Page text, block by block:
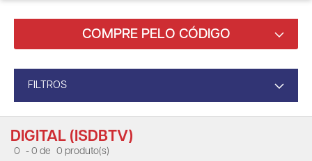
COMPRE PELO CÓDIGO
FILTROS
DIGITAL (ISDBTV)
0 - 0 de 0 produto(s)